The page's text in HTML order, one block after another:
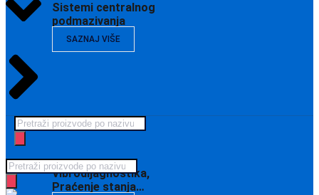
Sistemi centralnog
podmazivanja
SAZNAJ VIŠE
Vibrodijagnostika,
Praćenje stanja…
Products
search
Products
search